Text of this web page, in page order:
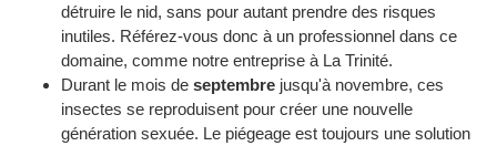
détruire le nid, sans pour autant prendre des risques
inutiles. Référez-vous donc à un professionnel dans ce
domaine, comme notre entreprise à La Trinité.
Durant le mois de septembre jusqu'à novembre, ces
insectes se reproduisent pour créer une nouvelle
génération sexuée. Le piégeage est toujours une solution